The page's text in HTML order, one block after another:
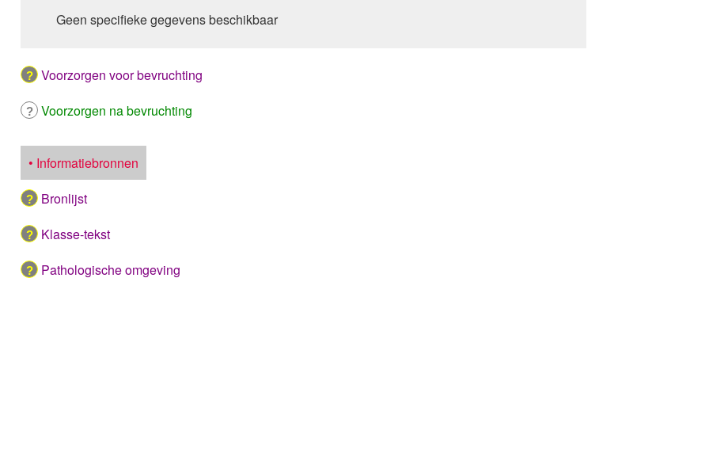
Geen specifieke gegevens beschikbaar
Voorzorgen voor bevruchting
Voorzorgen na bevruchting
• Informatiebronnen
Bronlijst
Klasse-tekst
Pathologische omgeving